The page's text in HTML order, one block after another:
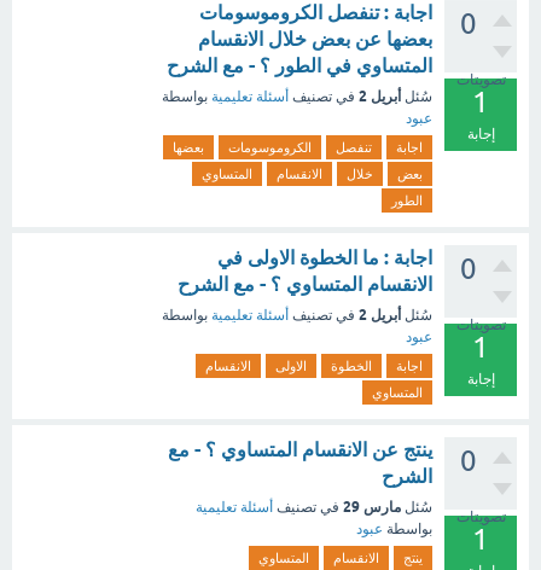
0
تصويتات
1
إجابة
اجابة : تنفصل الكروموسومات
بعضها عن بعض خلال الانقسام
المتساوي في الطور ؟ - مع الشرح
سُئل أبريل 2 في تصنيف أسئلة تعليمية بواسطة
عبود
اجابة تنفصل الكروموسومات
بعضها
بعض
خلال الانقسام
المتساوي
الطور
0
تصويتات
1
إجابة
اجابة : ما الخطوة الاولى في
الانقسام المتساوي ؟ - مع الشرح
سُئل أبريل 2 في تصنيف أسئلة تعليمية بواسطة
عبود
اجابة الخطوة الاولى
الانقسام
المتساوي
0
تصويتات
1
ينتج عن الانقسام المتساوي ؟ - مع
الشرح
سُئل مارس 29 في تصنيف أسئلة تعليمية
بواسطة عبود
ينتج الانقسام المتساوي